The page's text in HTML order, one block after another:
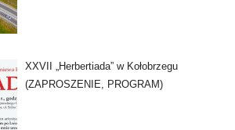
XXVII „Herbertiada” w Kołobrzegu
(ZAPROSZENIE, PROGRAM)